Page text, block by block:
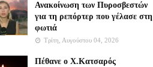
Ανακοίνωση των Πυροσβεστών
για τη ρεπόρτερ που γέλασε στη
φωτιά
Τρίτη, Αυγούστου 04, 2026
Πέθανε ο Χ.Κατσαρός